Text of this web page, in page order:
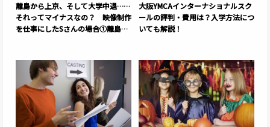
離島から上京、そして大学中退……
それってマイナスなの？ 映像制作
を仕事にしたSさんの場合①離島か
大阪YMCAインターナショナルスク
ールの評判・費用は？入学方法につ
いても解説！